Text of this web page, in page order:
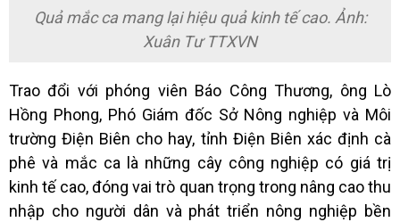
Quả mắc ca mang lại hiệu quả kinh tế cao. Ảnh:
Xuân Tư TTXVN
Trao đổi với phóng viên Báo Công Thương, ông Lò
Hồng Phong, Phó Giám đốc Sở Nông nghiệp và Môi
trường Điện Biên cho hay, tỉnh Điện Biên xác định cà
phê và mắc ca là những cây công nghiệp có giá trị
kinh tế cao, đóng vai trò quan trọng trong nâng cao thu
nhập cho người dân và phát triển nông nghiệp bền